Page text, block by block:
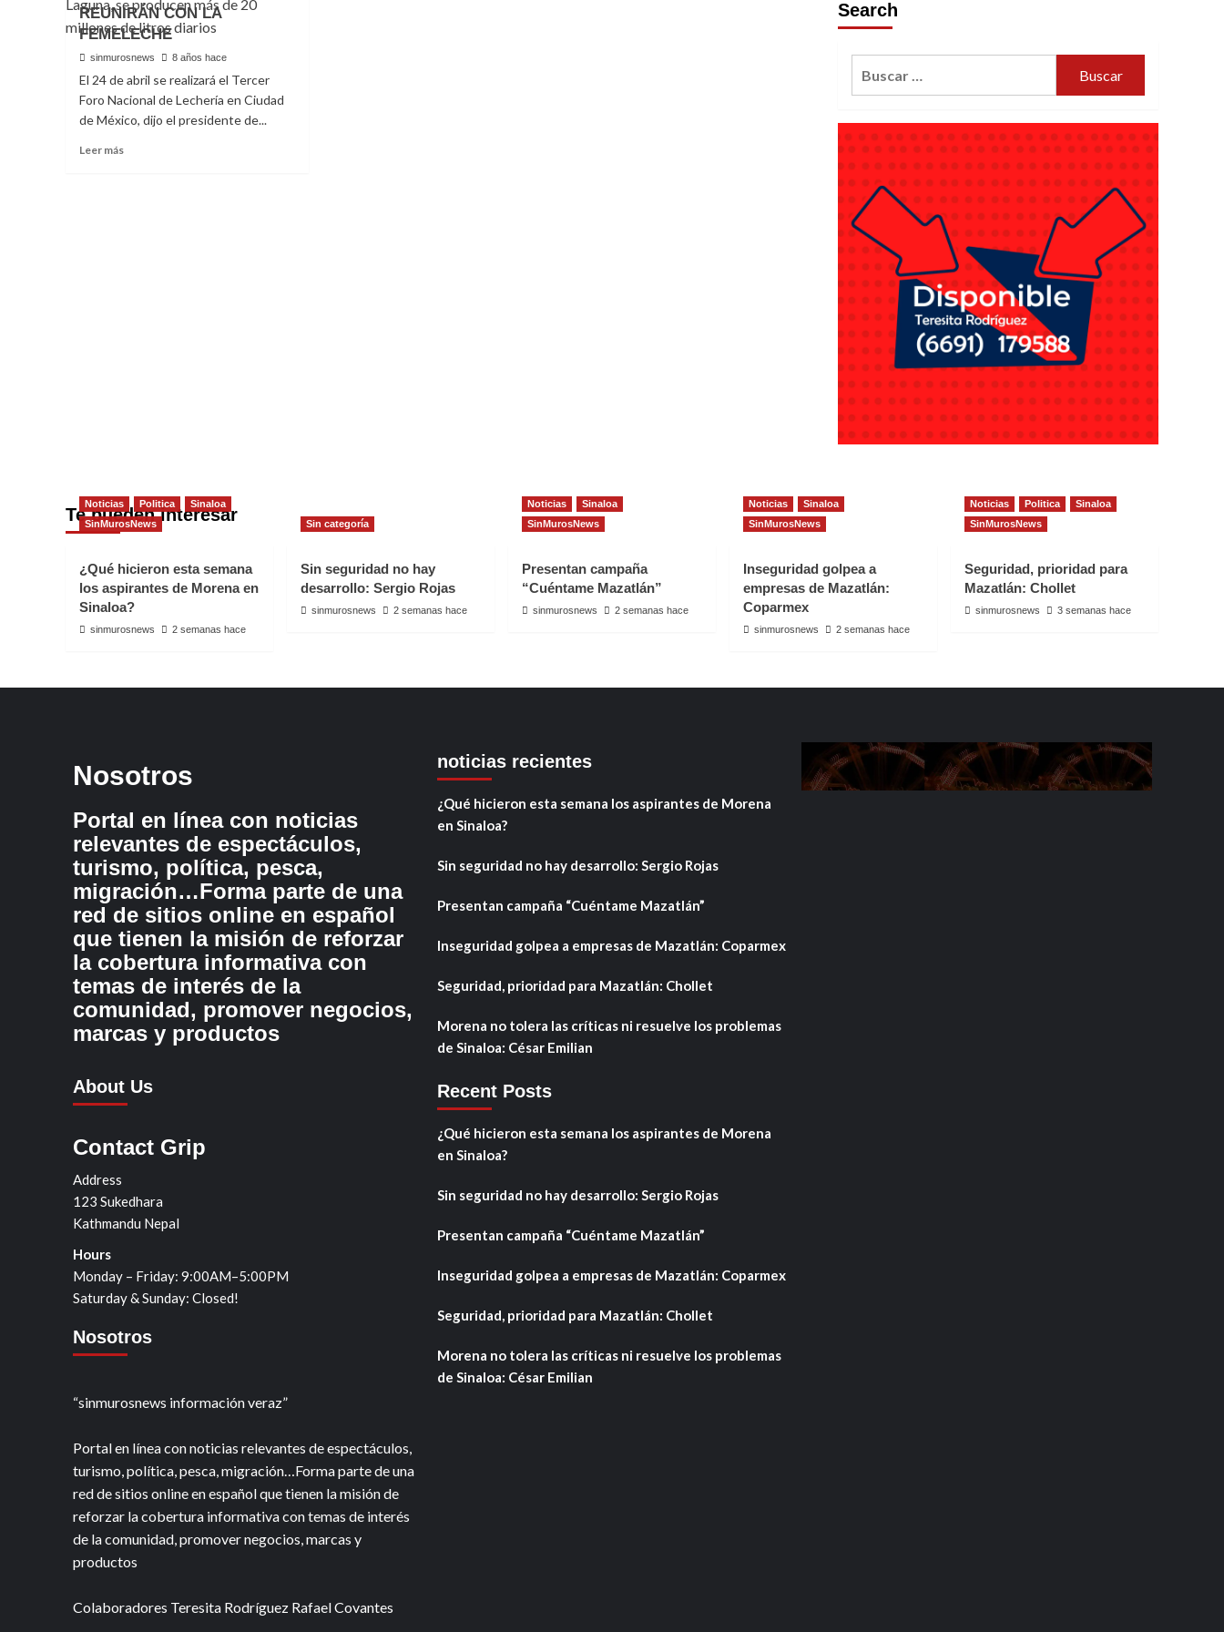
REUNIRÁN CON LA
FEMELECHE
sinmurosnews 8 años hace
El 24 de abril se realizará el Tercer
Foro Nacional de Lechería en Ciudad
de México, dijo el presidente de...
Leer más
Search
Te pueden interesar
Noticias Politica
Sinaloa
SinMurosNews
¿Qué hicieron esta semana
los aspirantes de Morena en
Sinaloa?
sinmurosnews 2 semanas hace
Sin categoría
Sin seguridad no hay
desarrollo: Sergio Rojas
sinmurosnews 2 semanas hace
Noticias
Sinaloa
SinMurosNews
Presentan campaña
“Cuéntame Mazatlán”
sinmurosnews 2 semanas hace
Noticias
Sinaloa
SinMurosNews
Inseguridad golpea a
empresas de Mazatlán:
Coparmex
sinmurosnews 2 semanas hace
Noticias Politica
Sinaloa
SinMurosNews
Seguridad, prioridad para
Mazatlán: Chollet
sinmurosnews 3 semanas hace
Nosotros
Portal en línea con noticias
relevantes de espectáculos,
turismo, política, pesca,
migración…Forma parte de una
red de sitios online en español
que tienen la misión de reforzar
la cobertura informativa con
temas de interés de la
comunidad, promover negocios,
marcas y productos
About Us
Contact Grip
Address
123 Sukedhara
Kathmandu Nepal
Hours
Monday – Friday: 9:00AM–5:00PM
Saturday & Sunday: Closed!
Nosotros
“sinmurosnews información veraz”
Portal en línea con noticias relevantes de espectáculos,
turismo, política, pesca, migración…Forma parte de una
red de sitios online en español que tienen la misión de
reforzar la cobertura informativa con temas de interés
de la comunidad, promover negocios, marcas y
productos
Colaboradores Teresita Rodríguez Rafael Covantes
noticias recientes
¿Qué hicieron esta semana los aspirantes de Morena
en Sinaloa?
Sin seguridad no hay desarrollo: Sergio Rojas
Presentan campaña “Cuéntame Mazatlán”
Inseguridad golpea a empresas de Mazatlán: Coparmex
Seguridad, prioridad para Mazatlán: Chollet
Morena no tolera las críticas ni resuelve los problemas
de Sinaloa: César Emilian
Recent Posts
¿Qué hicieron esta semana los aspirantes de Morena
en Sinaloa?
Sin seguridad no hay desarrollo: Sergio Rojas
Presentan campaña “Cuéntame Mazatlán”
Inseguridad golpea a empresas de Mazatlán: Coparmex
Seguridad, prioridad para Mazatlán: Chollet
Morena no tolera las críticas ni resuelve los problemas
de Sinaloa: César Emilian